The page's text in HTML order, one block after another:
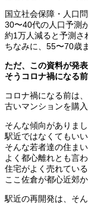
国立社会保障・人口
30〜40代の人口予測
約1万人減ると予測さ
ちなみに、55〜70歳
ただ、この資料が発
そうコロナ禍になる前
コロナ禍になる前は
古いマンションを購
そんな傾向がありま
駅近ではなくてもい
そんな若者達の住ま
よく都心離れとも言
住宅がよく売れている
ここ佐倉が都心近郊
駅近の再開発は、そ